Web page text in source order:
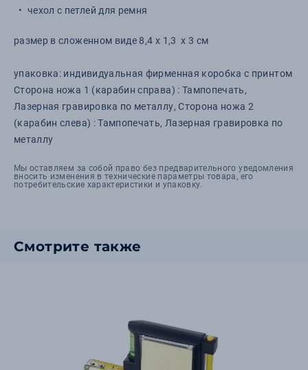
чехол с петлей для ремня
размер в сложенном виде 8,4 х 1,3 х 3 см
упаковка: индивидуальная фирменная коробка с принтом
Сторона ножа 1 (карабин справа) : Тампопечать,
Лазерная гравировка по металлу, Сторона ножа 2
(карабин слева) : Тампопечать, Лазерная гравировка по
металлу
Мы оставляем за собой право без предварительного уведомления
вносить изменения в технические параметры товара, его
потребительские характеристики и упаковку.
Смотрите также